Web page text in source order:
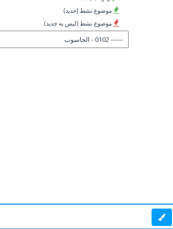
موضوع نشط (جديد)
موضوع نشط (ليس به جديد)